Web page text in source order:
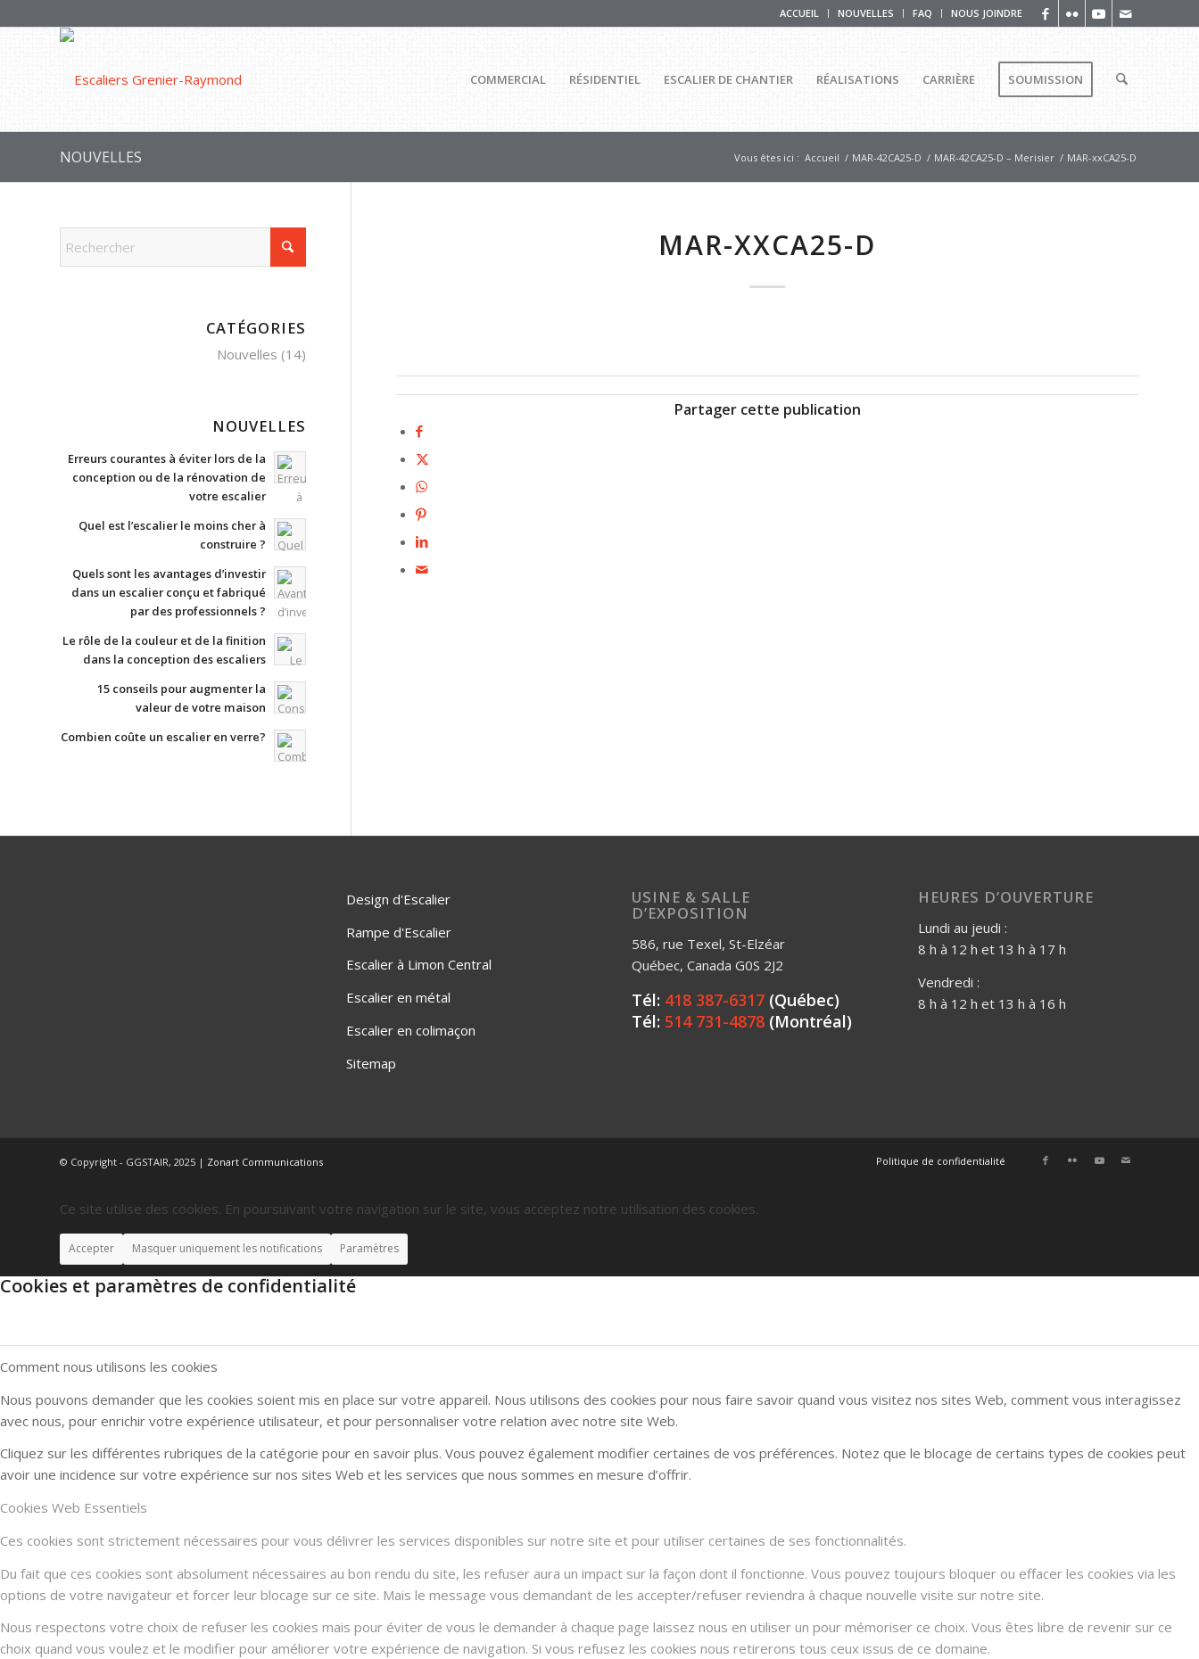
ACCUEIL NOUVELLES FAQ NOUS JOINDRE
COMMERCIAL RÉSIDENTIEL ESCALIER DE CHANTIER RÉALISATIONS CARRIÈRE SOUMISSION
NOUVELLES Vous êtes ici : Accueil / MAR-42CA25-D / MAR-42CA25-D – Merisier / MAR-xxCA25-D
MAR-XXCA25-D
Partager cette publication
CATÉGORIES
Nouvelles (14)
NOUVELLES
Erreurs courantes à éviter lors de la
conception ou de la rénovation de
votre escalier
Quel est l’escalier le moins cher à
construire ?
Quels sont les avantages d’investir
dans un escalier conçu et fabriqué
par des professionnels ?
Le rôle de la couleur et de la finition
dans la conception des escaliers
15 conseils pour augmenter la
valeur de votre maison
Combien coûte un escalier en verre?
Design d'Escalier
Rampe d'Escalier
Escalier à Limon Central
Escalier en métal
Escalier en colimaçon
Sitemap
USINE & SALLE
D’EXPOSITION
586, rue Texel, St-Elzéar
Québec, Canada G0S 2J2
Tél: 418 387-6317 (Québec)
Tél: 514 731-4878 (Montréal)
HEURES D’OUVERTURE
Lundi au jeudi :
8 h à 12 h et 13 h à 17 h
Vendredi :
8 h à 12 h et 13 h à 16 h
© Copyright - GGSTAIR, 2025 | Zonart Communications Politique de confidentialité
Ce site utilise des cookies. En poursuivant votre navigation sur le site, vous acceptez notre utilisation des cookies.
Accepter Masquer uniquement les notifications Paramètres
Cookies et paramètres de confidentialité
Comment nous utilisons les cookies
Nous pouvons demander que les cookies soient mis en place sur votre appareil. Nous utilisons des cookies pour nous faire savoir quand vous visitez nos sites Web, comment vous interagissez
avec nous, pour enrichir votre expérience utilisateur, et pour personnaliser votre relation avec notre site Web.
Cliquez sur les différentes rubriques de la catégorie pour en savoir plus. Vous pouvez également modifier certaines de vos préférences. Notez que le blocage de certains types de cookies peut
avoir une incidence sur votre expérience sur nos sites Web et les services que nous sommes en mesure d’offrir.
Cookies Web Essentiels
Ces cookies sont strictement nécessaires pour vous délivrer les services disponibles sur notre site et pour utiliser certaines de ses fonctionnalités.
Du fait que ces cookies sont absolument nécessaires au bon rendu du site, les refuser aura un impact sur la façon dont il fonctionne. Vous pouvez toujours bloquer ou effacer les cookies via les
options de votre navigateur et forcer leur blocage sur ce site. Mais le message vous demandant de les accepter/refuser reviendra à chaque nouvelle visite sur notre site.
Nous respectons votre choix de refuser les cookies mais pour éviter de vous le demander à chaque page laissez nous en utiliser un pour mémoriser ce choix. Vous êtes libre de revenir sur ce
choix quand vous voulez et le modifier pour améliorer votre expérience de navigation. Si vous refusez les cookies nous retirerons tous ceux issus de ce domaine.